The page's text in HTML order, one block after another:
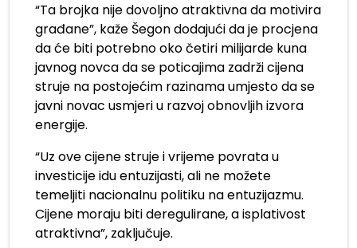
“Ta brojka nije dovoljno atraktivna da motivira
građane”, kaže Šegon dodajući da je procjena
da će biti potrebno oko četiri milijarde kuna
javnog novca da se poticajima zadrži cijena
struje na postojećim razinama umjesto da se
javni novac usmjeri u razvoj obnovljih izvora
energije.
“Uz ove cijene struje i vrijeme povrata u
investicije idu entuzijasti, ali ne možete
temeljiti nacionalnu politiku na entuzijazmu.
Cijene moraju biti deregulirane, a isplativost
atraktivna”, zaključuje.